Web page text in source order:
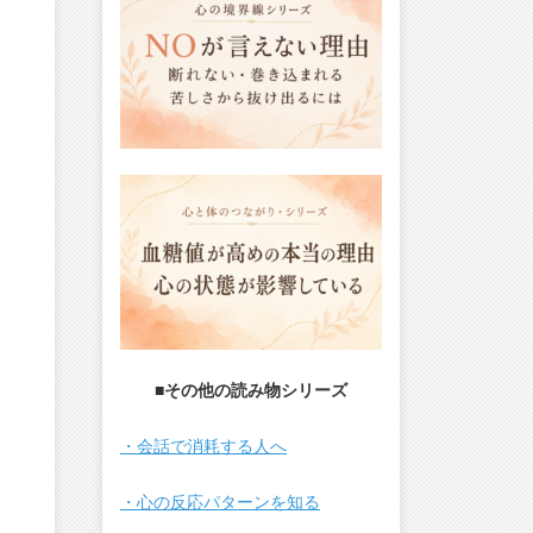
■その他の読み物シリーズ
・会話で消耗する人へ
・心の反応パターンを知る